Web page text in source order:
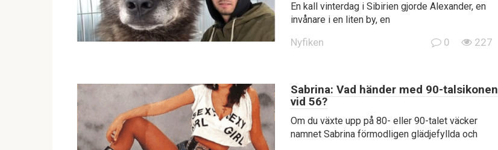
En kall vinterdag i Sibirien gjorde Alexander, en
invånare i en liten by, en
Nyfiken 0 227
Sabrina: Vad händer med 90-talsikonen
vid 56?
Om du växte upp på 80- eller 90-talet väcker
namnet Sabrina förmodligen glädjefyllda och